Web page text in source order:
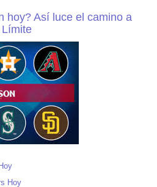
hoy? Así luce el camino a
Hoy